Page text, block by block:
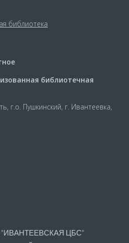
библиотека
библиотечная
г.о. Пушкинский, г. Ивантеевка,
ЦБС"